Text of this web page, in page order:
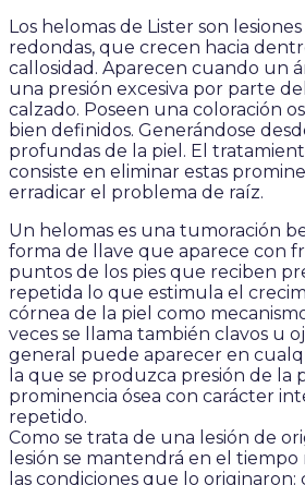
Los helomas de Lister son
redondas, que crecen hacia
callosidad. Aparecen cuando un
una presión excesiva por parte
calzado. Poseen una coloración
bien definidos. Generándose
profundas de la piel. El
consiste en eliminar estas
erradicar el problema de raíz.
Un helomas es una tumoración
forma de llave que aparece con
puntos de los pies que reciben
repetida lo que estimula el
córnea de la piel como
veces se llama también clavos u
general puede aparecer en
la que se produzca presión de la
prominencia ósea con carácter
repetido.
Como se trata de una lesión de
lesión se mantendrá en el tiempo
las condiciones que lo originaron: